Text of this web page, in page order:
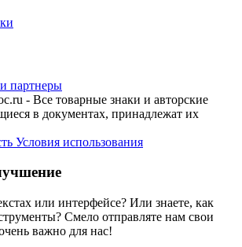
партнеры
- Все товарные знаки и авторские
в документах, принадлежат их
Условия использования
или интерфейсе? Или знаете, как
Смело отправляте нам свои
важно для нас!